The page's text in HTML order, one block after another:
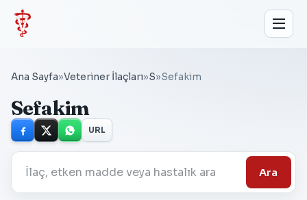
Ana Sayfa»Veteriner İlaçları»S»Sefakim
Sefakim
URL
Ara